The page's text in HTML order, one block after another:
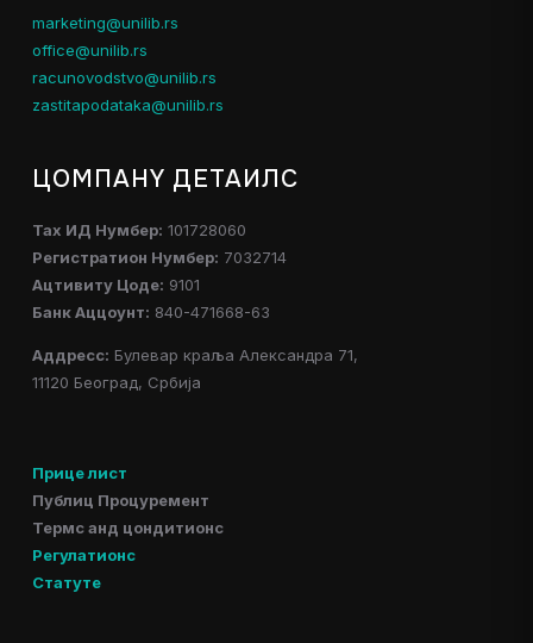
marketing@unilib.rs
office@unilib.rs
racunovodstvo@unilib.rs
zastitapodataka@unilib.rs
ЦОМПАНY ДЕТАИЛС
Таx ИД Нумбер: 101728060
Регистратион Нумбер: 7032714
Ацтивитy Цоде: 9101
Банк Аццоунт: 840-471668-63
Аддресс: Булевар краља Александра 71,
11120 Београд, Србија
Прице лист
Публиц Процуремент
Термс анд цондитионс
Регулатионс
Статуте